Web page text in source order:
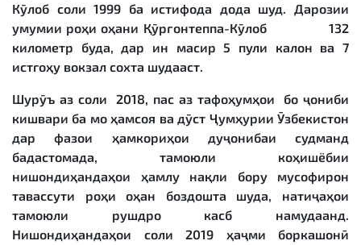
Кӯлоб соли 1999 ба истифода дода шуд. Дарозии
умумии роҳи оҳани Қӯрғонтеппа-Кӯлоб 132
километр буда, дар ин масир 5 пули калон ва 7
истгоҳу вокзал сохта шудааст.
Шурӯъ аз соли 2018, пас аз тафоҳумҳои бо ҷониби
кишвари ба мо ҳамсоя ва дӯст Ҷумҳурии Ӯзбекистон
дар фазои ҳамкориҳои дуҷонибаи судманд
бадастомада, тамоюли коҳишёбии
нишондиҳандаҳои ҳамлу нақли бору мусофирон
тавассути роҳи оҳан боздошта шуда, натиҷаҳои
тамоюли рушдро касб намудаанд.
Нишондиҳандаҳои соли 2019 ҳаҷми боркашонӣ